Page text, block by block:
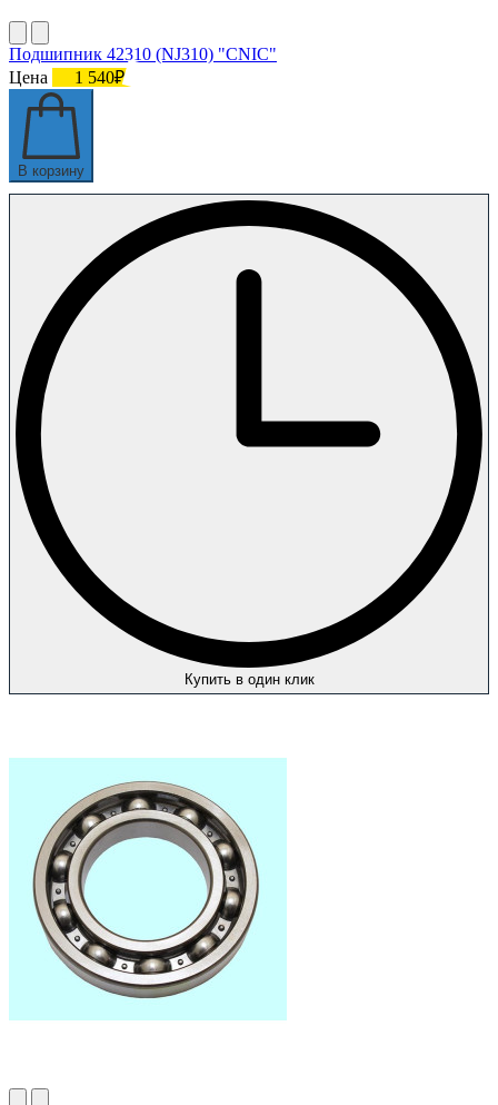
Подшипник 42310 (NJ310) "СNIC"
Цена
1 540₽
В корзину
Купить в один клик